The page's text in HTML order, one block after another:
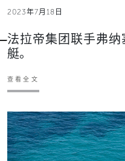
2023年7月18日
法拉帝集团联手弗
艇。
查看全文